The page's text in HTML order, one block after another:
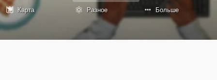
Карта
Разное Больше